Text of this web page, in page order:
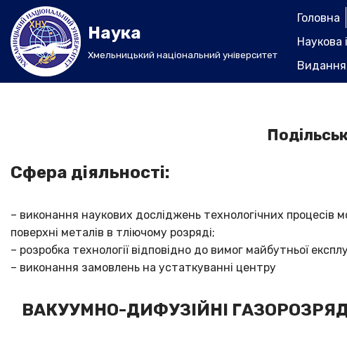
Перейти
до
вмісту
Наука
Хмельницький національний університет
Головна
Наукова
Сфера діяльності:
– виконання наукових досліджень технологічних процесів
поверхні металів в тліючому розряді;
– розробка технології відповідно до вимог майбутньої
– виконання замовлень на устаткуванні центру
ВАКУУМНО-ДИФУЗІЙНІ